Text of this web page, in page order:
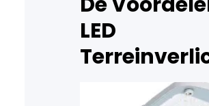
Voordelen van LED
Spotjes Energiezuinig:
lampen verbruiken
LED